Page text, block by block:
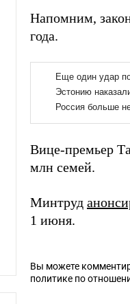
Напомним,
года.
Вице-премьер
млн семей.
Минтруд
1 июня.
Вы можете
политике по